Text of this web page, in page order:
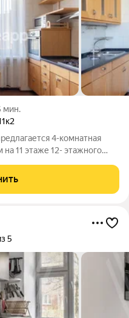
мин.
4-комнатная
11 этаже 12- этажного
в 1972 году.
5